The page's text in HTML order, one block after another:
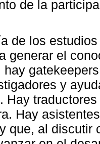
de la
de los
generar el
hay
y
Hay
Hay
que, al discutir